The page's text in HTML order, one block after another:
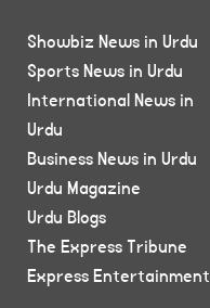
Showbiz News in Urdu
Sports News in Urdu
International News in
Urdu
Business News in Urdu
Urdu Magazine
Urdu Blogs
The Express Tribune
Express Entertainment